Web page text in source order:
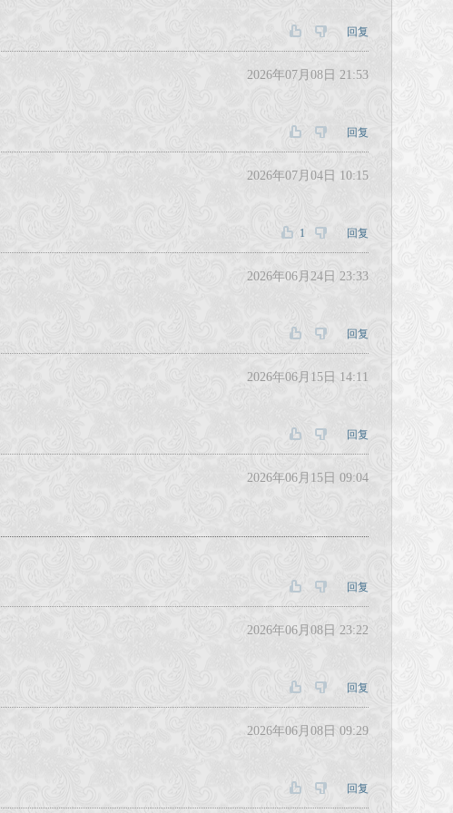
回复
2026年07月08日 21:53
回复
2026年07月04日 10:15
1 回复
2026年06月24日 23:33
回复
2026年06月15日 14:11
回复
2026年06月15日 09:04
回复
2026年06月08日 23:22
回复
2026年06月08日 09:29
回复